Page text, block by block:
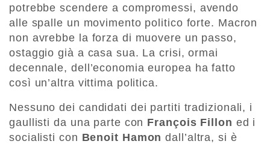
potrebbe scendere a compromessi, avendo
alle spalle un movimento politico forte. Macron
non avrebbe la forza di muovere un passo,
ostaggio già a casa sua. La crisi, ormai
decennale, dell’economia europea ha fatto
così un’altra vittima politica.
Nessuno dei candidati dei partiti tradizionali, i
gaullisti da una parte con François Fillon ed i
socialisti con Benoit Hamon dall’altra, si è